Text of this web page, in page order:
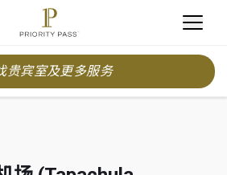
贵宾室及更多服务